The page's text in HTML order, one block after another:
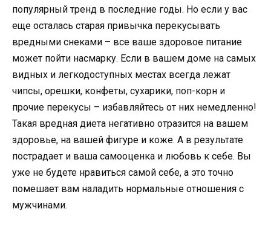
популярный тренд в последние годы. Но если у вас
еще осталась старая привычка перекусывать
вредными снеками – все ваше здоровое питание
может пойти насмарку. Если в вашем доме на самых
видных и легкодоступных местах всегда лежат
чипсы, орешки, конфеты, сухарики, поп-корн и
прочие перекусы – избавляйтесь от них немедленно!
Такая вредная диета негативно отразится на вашем
здоровье, на вашей фигуре и коже. А в результате
пострадает и ваша самооценка и любовь к себе. Вы
уже не будете нравиться самой себе, а это точно
помешает вам наладить нормальные отношения с
мужчинами.